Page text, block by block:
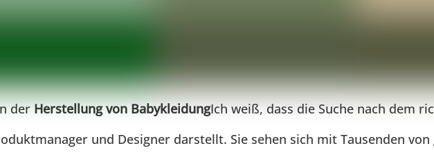
derHerstellung von BabykleidungIch weiß, dass die Suche nach dem
und Designer darstellt. Sie sehen sich mit Tausenden